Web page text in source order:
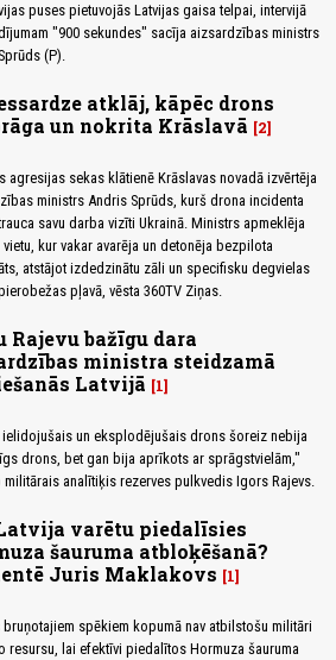
puses pietuvojās Latvijas gaisa telpai, intervijā
"900 sekundes" sacīja aizsardzības ministrs
(P).
atklāj, kāpēc drons
un nokrita Krāslavā
2
agresijas sekas klātienē Krāslavas novadā izvērtēja
ministrs Andris Sprūds, kurš drona incidenta
savu darba vizīti Ukrainā. Ministrs apmeklēja
kur vakar avarēja un detonēja bezpilota
atstājot izdedzinātu zāli un specifisku degvielas
pļavā, vēsta 360TV Ziņas.
Rajevu bažīgu dara
ministra steidzamā
Latvijā
1
ielidojušais un eksplodējušais drons šoreiz nebija
drons, bet gan bija aprīkots ar sprāgstvielām,"
militārais analītiķis rezerves pulkvedis Igors Rajevs.
varētu piedalīsies
šauruma atbloķēšanā?
Juris Maklakovs
1
bruņotajiem spēkiem kopumā nav atbilstošu militāri
resursu, lai efektīvi piedalītos Hormuza šauruma